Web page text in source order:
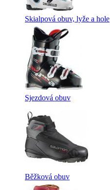
Skialpová obuv, lyže a hole
Sjezdová obuv
Běžková obuv